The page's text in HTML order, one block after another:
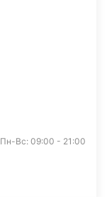
Пн-Вс: 09:00 - 21:00